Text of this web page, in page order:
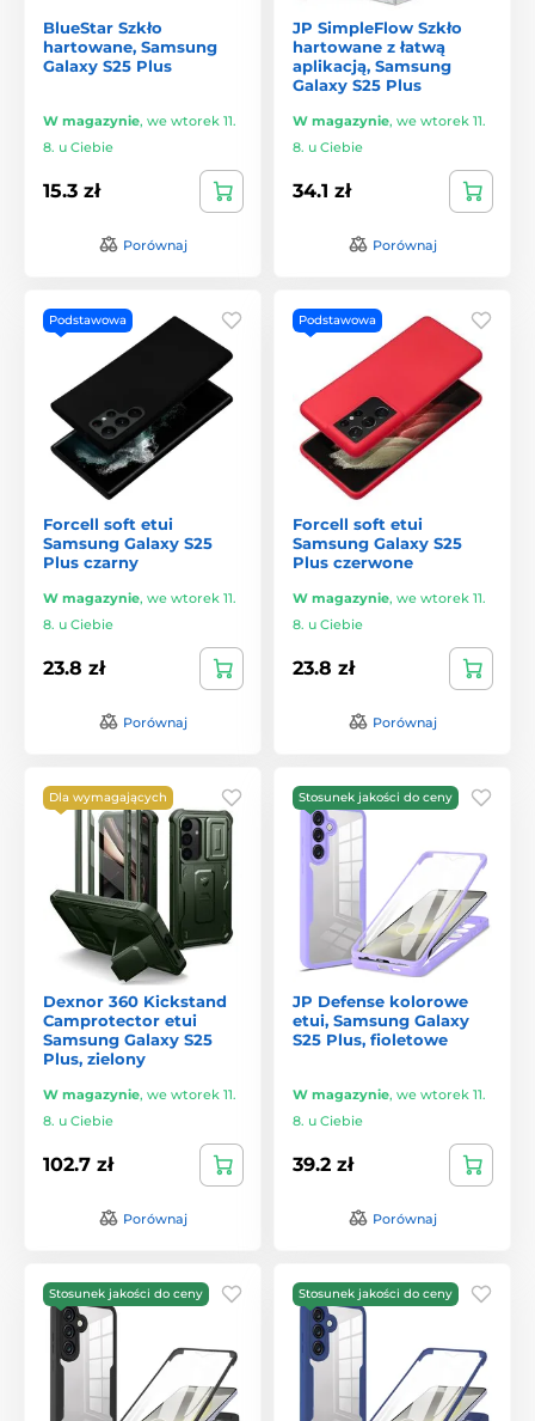
BlueStar Szkło
hartowane, Samsung
Galaxy S25 Plus
W magazynie, we wtorek 11.
8. u Ciebie
15.3 zł
Porównaj
JP SimpleFlow Szkło
hartowane z łatwą
aplikacją, Samsung
Galaxy S25 Plus
W magazynie, we wtorek 11.
8. u Ciebie
34.1 zł
Porównaj
Podstawowa
Forcell soft etui
Samsung Galaxy S25
Plus czarny
W magazynie, we wtorek 11.
8. u Ciebie
23.8 zł
Porównaj
Podstawowa
Forcell soft etui
Samsung Galaxy S25
Plus czerwone
W magazynie, we wtorek 11.
8. u Ciebie
23.8 zł
Porównaj
Dla wymagających
Dexnor 360 Kickstand
Camprotector etui
Samsung Galaxy S25
Plus, zielony
W magazynie, we wtorek 11.
8. u Ciebie
102.7 zł
Porównaj
Stosunek jakości do ceny
JP Defense kolorowe
etui, Samsung Galaxy
S25 Plus, fioletowe
W magazynie, we wtorek 11.
8. u Ciebie
39.2 zł
Porównaj
Stosunek jakości do ceny Stosunek jakości do ceny